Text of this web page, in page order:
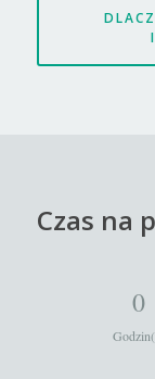
Czas na
0